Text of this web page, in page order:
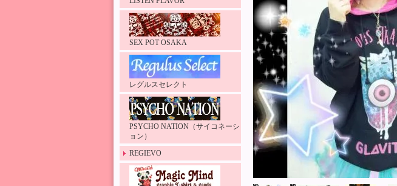
SEX POT OSAKA
レグルスセレクト
PSYCHO NATION（サイコネーシ
ョン）
REGIEVO